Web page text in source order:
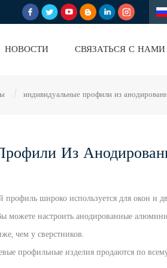
НОВОСТИ СВЯЗАТЬСЯ С НАМИ
/ индивидуальные профили из
Из
широко используется для окон и
можете настроитьанодированные
чем у сверстников.
профильные изделия продаются по